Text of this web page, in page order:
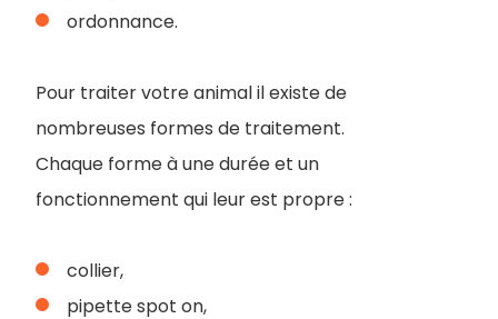
ordonnance.
Pour traiter votre animal il existe de
nombreuses formes de traitement.
Chaque forme à une durée et un
fonctionnement qui leur est propre :
collier,
pipette spot on,